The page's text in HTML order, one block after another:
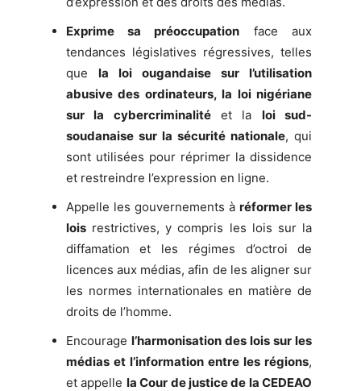
Exprime sa préoccupation face aux
tendances législatives régressives, telles
que la loi ougandaise sur l’utilisation
abusive des ordinateurs, la loi nigériane
sur la cybercriminalité et la loi sud-
soudanaise sur la sécurité nationale, qui
sont utilisées pour réprimer la dissidence
et restreindre l’expression en ligne.
Appelle les gouvernements àréformer les
loisrestrictives, y compris les lois sur la
diffamation et les régimes d’octroi de
licences aux médias, afin de les aligner sur
les normes internationales en matière de
droits de l’homme.
Encourage l’harmonisation des lois sur les
médias et l’information entre les régions,
et appelle la Cour de justice de la CEDEAO